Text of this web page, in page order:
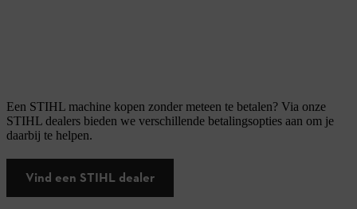
Een STIHL machine kopen zonder meteen te betalen? Via onze
STIHL dealers bieden we verschillende betalingsopties aan om je
daarbij te helpen.
Vind een STIHL dealer